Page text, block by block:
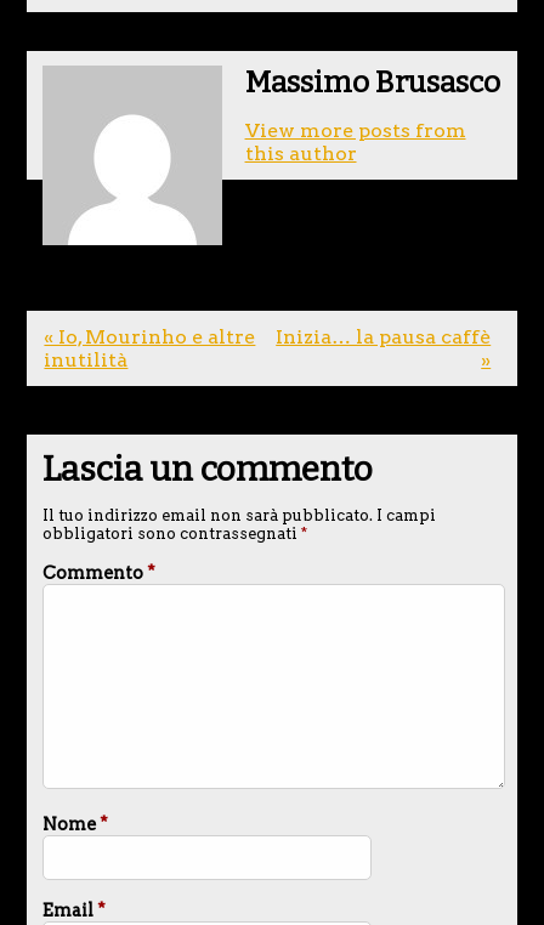
Massimo Brusasco
View more posts from
this author
« Io, Mourinho e altre
inutilità
Inizia… la pausa caffè
»
Lascia un commento
Il tuo indirizzo email non sarà pubblicato. I campi
obbligatori sono contrassegnati *
Commento*
Nome*
Email*